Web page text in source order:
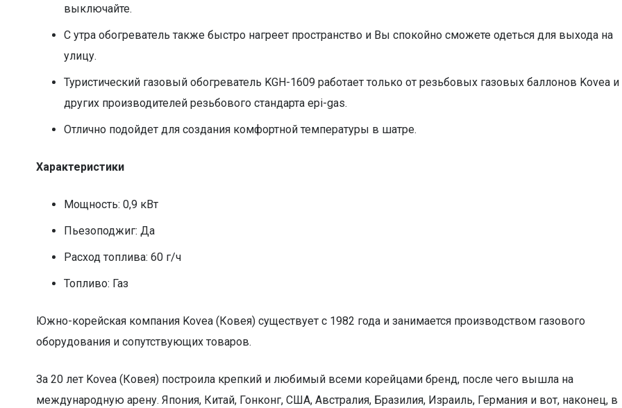
выключайте.
С утра обогреватель также быстро нагреет пространство и Вы спокойно сможете одеться для выхода на
улицу.
Туристический газовый обогреватель KGH-1609 работает только от резьбовых газовых баллонов Kovea и
других производителей резьбового стандарта epi-gas.
Отлично подойдет для создания комфортной температуры в шатре.
Характеристики
Мощность: 0,9 кВт
Пьезоподжиг: Да
Расход топлива: 60 г/ч
Топливо: Газ
Южно-корейская компания Kovea (Ковея) существует с 1982 года и занимается производством газового
оборудования и сопутствующих товаров.
За 20 лет Kovea (Ковея) построила крепкий и любимый всеми корейцами бренд, после чего вышла на
международную арену. Япония, Китай, Гонконг, США, Австралия, Бразилия, Израиль, Германия и вот, наконец, в